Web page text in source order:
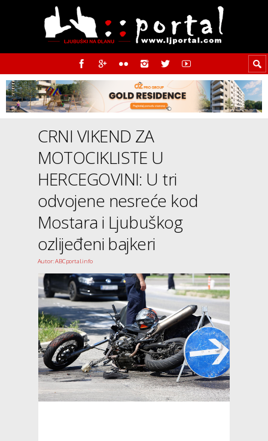
CRNI VIKEND ZA
MOTOCIKLISTE U
HERCEGOVINI: U tri
odvojene nesreće kod
Mostara i Ljubuškog
ozlijeđeni bajkeri
Autor: ABCportal.info